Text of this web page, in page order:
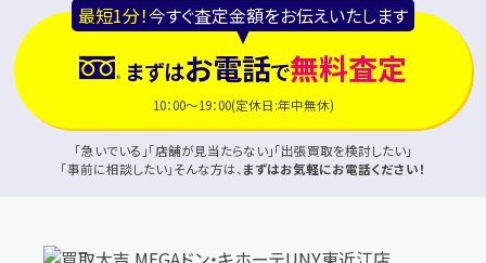
最短1分！今すぐ査定金額をお伝えいたします
まずはお電話で無料査定
10：00～19：00(定休日:年中無休)
「急いでいる」「店舗が見当たらない」「出張買取を検討したい」
「事前に相談したい」そんな方は、 まずはお気軽にお電話ください！